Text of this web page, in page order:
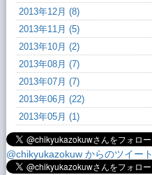
2013年12月 (8)
2013年11月 (5)
2013年10月 (2)
2013年08月 (7)
2013年07月 (7)
2013年06月 (22)
2013年05月 (1)
@chikyukazokuw からのツイート